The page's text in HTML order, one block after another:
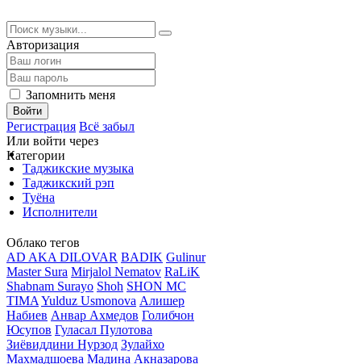
Авторизация
Запомнить меня
Войти
Регистрация Всё забыл
Или войти через
Категории
Таджикские музыка
Таджикский рэп
Туёна
Исполнители
Облако тегов
AD AKA DILOVAR BADIK Gulinur
Master Sura Mirjalol Nematov RaLiK
Shabnam Surayo Shoh SHON MC
TIMA Yulduz Usmonova Алишер
Набиев Анвар Ахмедов Голибчон
Юсупов Гуласал Пулотова
Зиёвиддини Нурзод Зулайхо
Махмадшоева Мадина Акназарова